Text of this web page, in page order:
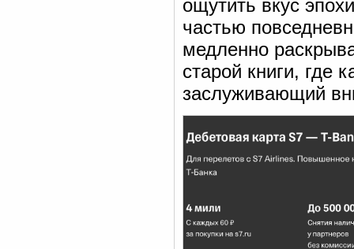
ощутить вкус
частью
медленно
старой книги, где
заслуживающий